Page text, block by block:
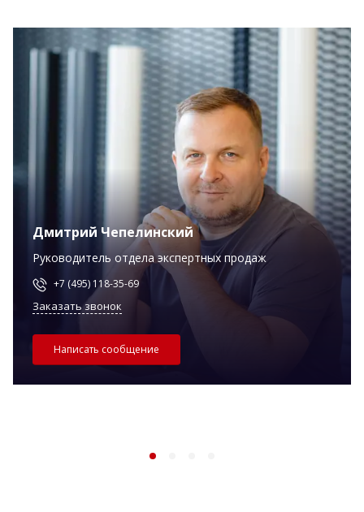
Дмитрий Чепелинский
Руководитель отдела экспертных продаж
+7 (495) 118-35-69
Заказать звонок
Написать сообщение